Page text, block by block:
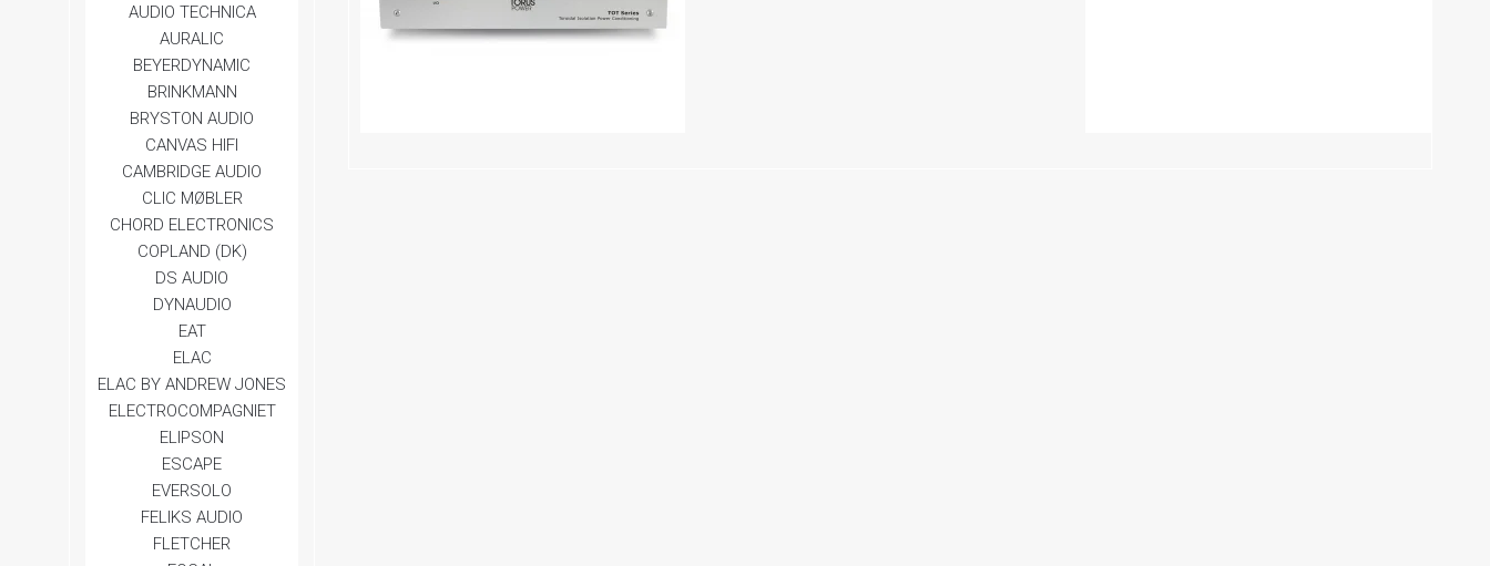
AUDIO TECHNICA
AURALIC
BEYERDYNAMIC
BRINKMANN
BRYSTON AUDIO
CANVAS HIFI
CAMBRIDGE AUDIO
CLIC MØBLER
CHORD ELECTRONICS
COPLAND (DK)
DS AUDIO
DYNAUDIO
EAT
ELAC
ELAC BY ANDREW JONES
ELECTROCOMPAGNIET
ELIPSON
ESCAPE
EVERSOLO
FELIKS AUDIO
FLETCHER